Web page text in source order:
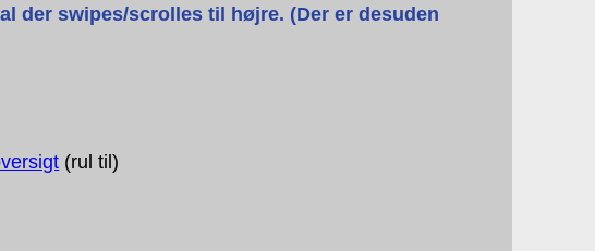
der swipes/scrolles til højre. (Der er desuden
(rul til)